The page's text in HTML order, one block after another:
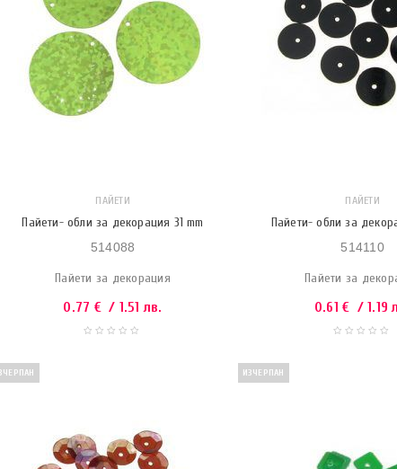
ПАЙЕТИ
Пайети- обли за декорация 31 mm
514088
Пайети за декорация
0.77 € / 1.51 лв.
ПАЙЕТИ
Пайети- обли за
514110
Пайети за
0.61€ / 1.19
ИЗЧЕРПАН